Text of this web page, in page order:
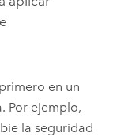
en un
Por ejemplo,
la seguridad